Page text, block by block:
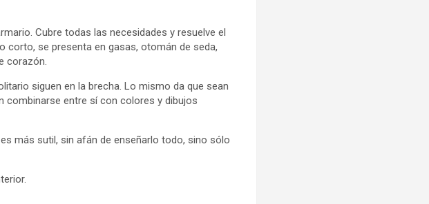
Cubre todas las necesidades y resuelve el
corto, se presenta en gasas, otomán de seda,
corazón.
siguen en la brecha. Lo mismo da que sean
combinarse entre sí con colores y dibujos
más sutil, sin afán de enseñarlo todo, sino sólo